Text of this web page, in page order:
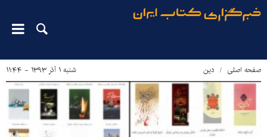
صفحه اصلی دین‌ شنبه ۱ آذر ۱۳۹۳ - ۱۱:۴۴